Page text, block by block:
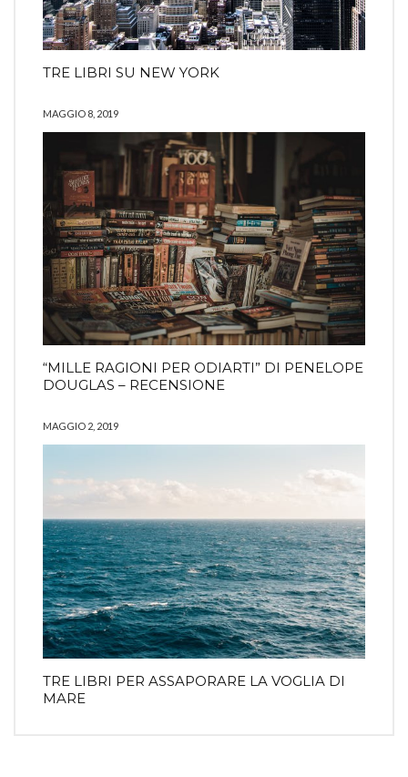
TRE LIBRI SU NEW YORK
MAGGIO 8, 2019
“MILLE RAGIONI PER ODIARTI” DI PENELOPE
DOUGLAS – RECENSIONE
MAGGIO 2, 2019
TRE LIBRI PER ASSAPORARE LA VOGLIA DI
MARE